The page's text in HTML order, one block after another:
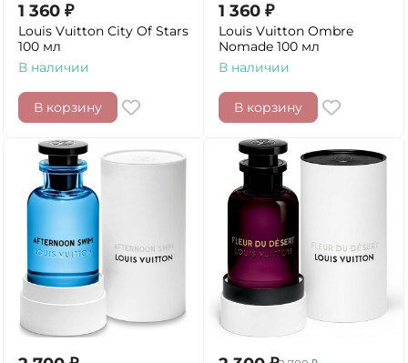
1 360 ₽
Louis Vuitton City Of Stars
100 мл
В наличии
В корзину
1 360 ₽
Louis Vuitton Ombre
Nomade 100 мл
В наличии
В корзину